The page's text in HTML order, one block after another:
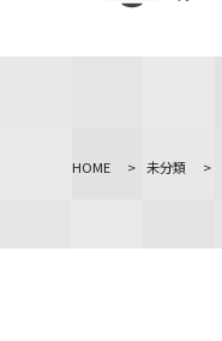
イベント
ＹＢＣオンデマンド
HOME > 未分類 >